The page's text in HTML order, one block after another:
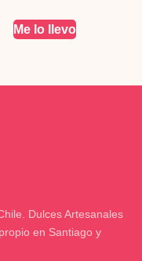
Me lo llevo
Dulces Artesanales
en Santiago y